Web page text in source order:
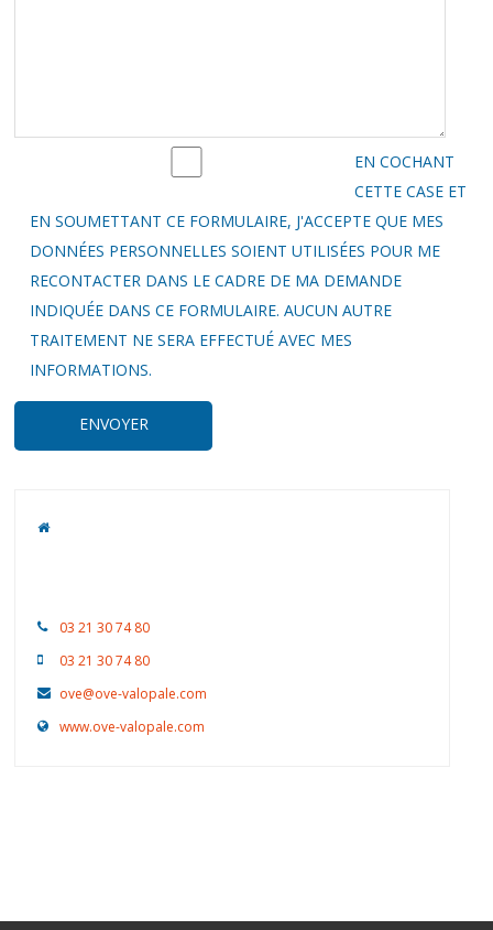
EN COCHANT
CETTE CASE ET
EN SOUMETTANT CE FORMULAIRE, J'ACCEPTE QUE MES
DONNÉES PERSONNELLES SOIENT UTILISÉES POUR ME
RECONTACTER DANS LE CADRE DE MA DEMANDE
INDIQUÉE DANS CE FORMULAIRE. AUCUN AUTRE
TRAITEMENT NE SERA EFFECTUÉ AVEC MES
INFORMATIONS.
03 21 30 74 80
03 21 30 74 80
ove@ove-valopale.com
www.ove-valopale.com